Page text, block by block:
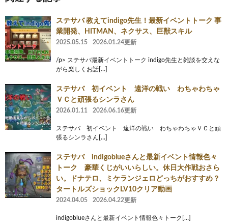
ステサバ 教えてindigo先生！最新イベントトーク 事
業開発、HITMAN、ネクサス、巨獣スキル
2025.05.15 2026.01.24更新
/p> ステサバ最新イベントトーク indigo先生と雑談を交えな
がら楽しくお話[…]
ステサバ 初イベント 遠洋の戦い わちゃわちゃ
ＶＣと頑張るシンラさん
2026.01.11 2026.06.16更新
ステサバ 初イベント 遠洋の戦い わちゃわちゃＶＣと頑
張るシンラさん[…]
ステサバ indigoblueさんと最新イベント情報色々
トーク 豪華くじがいいらしい。休日大作戦おさら
い。ドナテロ、ミケランジェロどっちがおすすめ？
タートルズショックLV10クリア動画
2024.04.05 2026.04.22更新
indigoblueさんと最新イベント情報色々トーク[…]